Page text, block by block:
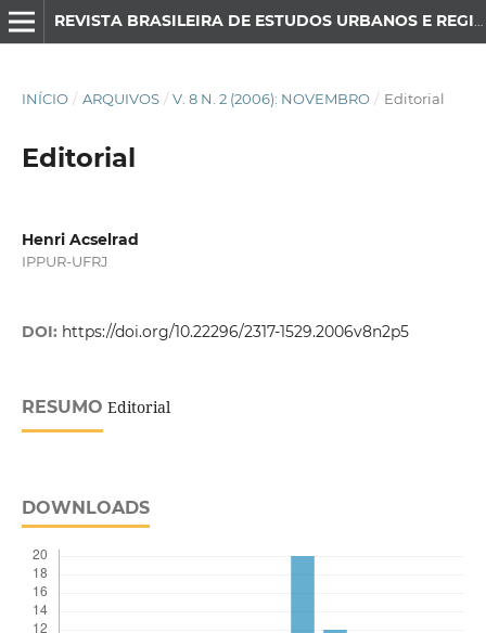
INÍCIO / ARQUIVOS / V. 8 N. 2 (2006): NOVEMBRO / Editorial
Editorial
Henri Acselrad
IPPUR-UFRJ
DOI: https://doi.org/10.22296/2317-1529.2006v8n2p5
RESUMO Editorial
DOWNLOADS